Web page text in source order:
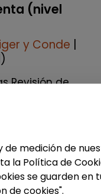
(nivel
y Conde
Revisión de
y gestión de
de visitas a
de medición de
la Política de
se guarden en
de cookies".